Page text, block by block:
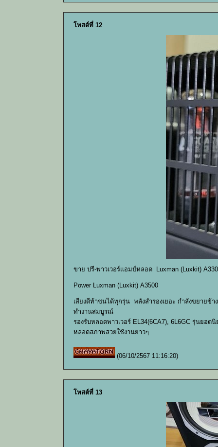
โพสต์ที่ 12
ขาย ปรี-พาวเวอร์แอมป์หลอด Luxman (Luxkit)
Power Luxman (Luxkit) A3500
เสียงดีท้าชนได้ทุกรุ่น พลังสำรองเยอะ กำลังขยายข้า
ทำงานสมบูรณ์
รองรับหลอดพาวเวอร์ EL34(6CA7), 6L6GC รุ่นยอ
หลอดสภาพสวยใช้งานยาวๆ
(06/10/2567 11:16:20)
โพสต์ที่ 13